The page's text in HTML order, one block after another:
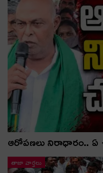
ఆరోపణలు నిరాధారం.. ఏ
తాజా వార్తలు